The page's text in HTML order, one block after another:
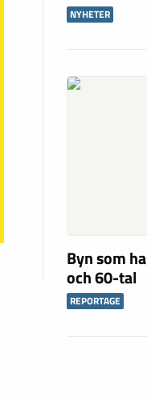
NYHETER
Byn som
och 60-tal
REPORTAGE